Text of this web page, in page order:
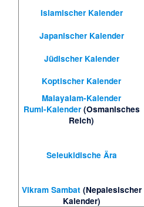
Islamischer Kalender
Japanischer Kalender
Jüdischer Kalender
Koptischer Kalender
Malayalam-Kalender
Rumi-Kalender(Osmanisches
Reich)
Seleukidische Ära
Vikram Sambat(Nepalesischer
Kalender)